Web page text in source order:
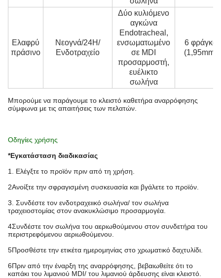
Ελαφρύ
πράσινο
Νεογνά/24H/
Ενδοτραχείο
Δύο κυλιόμενο
αγκώνα
Endotracheal,
ενσωματωμένο
σε MDI
προσαρμοστή,
ευέλικτο
σωλήνα
6 φράγκα
(1,95mm)
Μπορούμε να παράγουμε το κλειστό καθετήρα αναρρόφησης
σύμφωνα με τις απαιτήσεις των πελατών.
Οδηγίες χρήσης
*Εγκατάσταση διαδικασίας
1. Ελέγξτε το προϊόν πριν από τη χρήση.
2Ανοίξτε την σφραγισμένη συσκευασία και βγάλετε το προϊόν.
3. Συνδέστε τον ενδοτραχειικό σωλήνα/ τον σωλήνα
τραχειοστομίας στον ανακυκλώσιμο προσαρμογέα.
4Συνδέστε τον σωλήνα του αεριωθούμενου στον συνδετήρα του
περιστρεφόμενου αεριωθούμενου.
5Προσθέστε την ετικέτα ημερομηνίας στο χρωματικό δαχτυλίδι.
6Πριν από την έναρξη της αναρρόφησης, βεβαιωθείτε ότι το
καπάκι του λιμανιού MDI/ του λιμανιού άρδευσης είναι κλειστό.